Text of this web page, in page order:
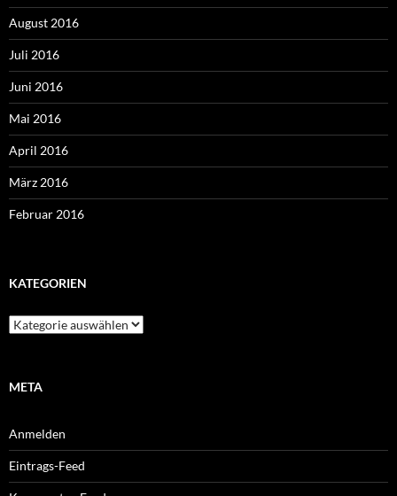
August 2016
Juli 2016
Juni 2016
Mai 2016
April 2016
März 2016
Februar 2016
KATEGORIEN
Kategorien
META
Anmelden
Eintrags-Feed